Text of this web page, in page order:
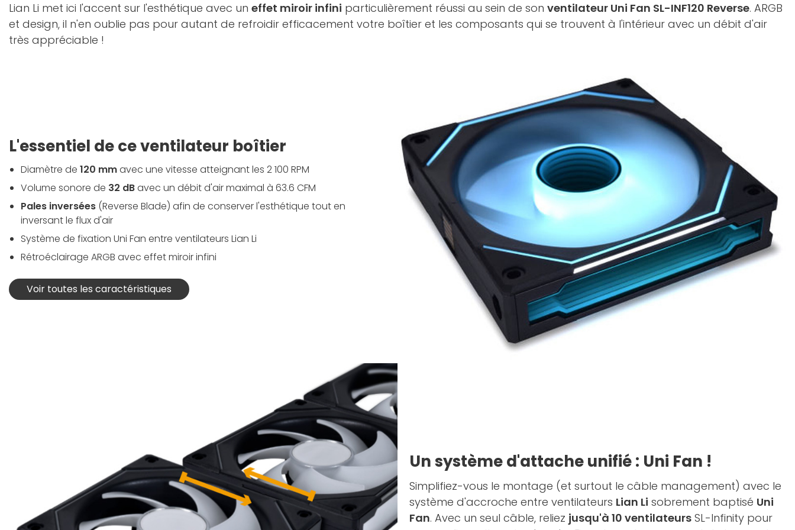
Lian Li met ici l'accent sur l'esthétique avec un effet miroir infini particulièrement réussi au sein de son ventilateur Uni Fan SL-INF120 Reverse. ARGB
et design, il n'en oublie pas pour autant de refroidir efficacement votre boîtier et les composants qui se trouvent à l'intérieur avec un débit d'air
très appréciable !
L'essentiel de ce ventilateur boîtier
Diamètre de 120 mmavec une vitesse atteignant les 2 100 RPM
Volume sonore de 32 dBavec un débit d'air maximal à 63.6 CFM
Pales inversées (Reverse Blade) afin de conserver l'esthétique tout en
inversant le flux d'air
Système de fixation Uni Fan entre ventilateurs Lian Li
Rétroéclairage ARGB avec effet miroir infini
Voir toutes les caractéristiques
Un système d'attache unifié : Uni Fan !
Simplifiez-vous le montage (et surtout le câble management) avec le
système d'accroche entre ventilateurs Lian Li sobrement baptisé Uni
Fan. Avec un seul câble, reliez jusqu'à 10 ventilateurs SL-Infinity pour